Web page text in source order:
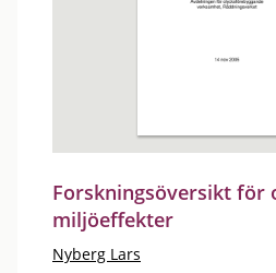
Forskningsöversikt för
miljöeffekter
Nyberg Lars